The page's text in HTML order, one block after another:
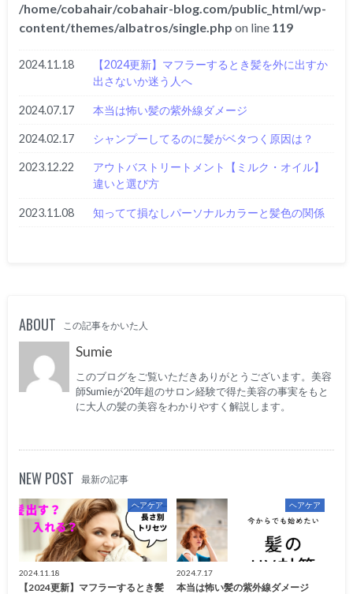
/home/cobahair/cobahair-blog.com/public_html/wp-
content/themes/albatros/single.php on line 119
2024.11.18
【2024更新】マフラーするとき髪を外に出すか
出さないか迷う人へ
2024.07.17 本当は怖い髪の紫外線ダメージ
2024.02.17 シャンプーしてるのに髪がベタつく原因は？
2023.12.22
アウトバストリートメント【ミルク・オイル】
違いと選び方
2023.11.08 知ってて損なしパーソナルカラーと髪色の関係
ABOUT この記事をかいた人
Sumie
このブログをご覧いただきありがとうございます。美容
師Sumieが20年超のサロン経験で得た美容の事実をもと
に大人の髪の美容をわかりやすく解説します。
NEW POST 最新の記事
ヘアケア
2024.11.18
【2024更新】マフラーするとき髪
ヘアケア
2024.7.17
本当は怖い髪の紫外線ダメージ